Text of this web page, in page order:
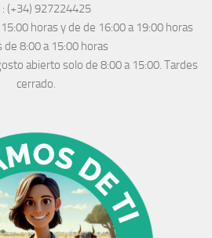
(+34) 927224425
horas y de de 16:00 a 19:00 horas
de 8:00 a 15:00 horas
abierto solo de 8:00 a 15:00. Tardes
cerrado.